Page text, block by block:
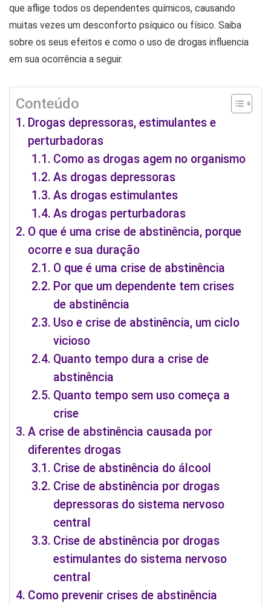
que aflige todos os dependentes químicos, causando
muitas vezes um desconforto psíquico ou físico. Saiba
sobre os seus efeitos e como o uso de drogas influencia
em sua ocorrência a seguir.
Conteúdo
Drogas depressoras, estimulantes e
perturbadoras
Como as drogas agem no organismo
As drogas depressoras
As drogas estimulantes
As drogas perturbadoras
O que é uma crise de abstinência, porque
ocorre e sua duração
O que é uma crise de abstinência
Por que um dependente tem crises
de abstinência
Uso e crise de abstinência, um ciclo
vicioso
Quanto tempo dura a crise de
abstinência
Quanto tempo sem uso começa a
crise
A crise de abstinência causada por
diferentes drogas
Crise de abstinência do álcool
Crise de abstinência por drogas
depressoras do sistema nervoso
central
Crise de abstinência por drogas
estimulantes do sistema nervoso
central
Como prevenir crises de abstinência